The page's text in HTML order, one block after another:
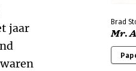
jaar
Brad
Mr.